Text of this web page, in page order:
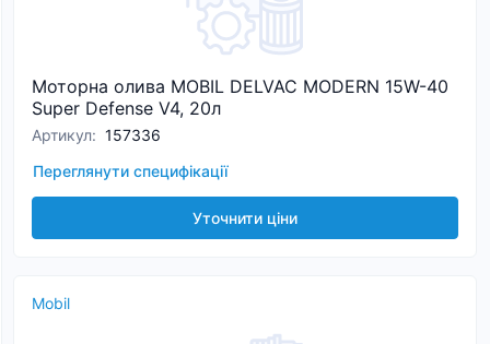
Моторна олива MOBIL DELVAC MODERN 15W-40
Super Defense V4, 20л
Артикул: 157336
Переглянути специфікації
Уточнити ціни
Mobil